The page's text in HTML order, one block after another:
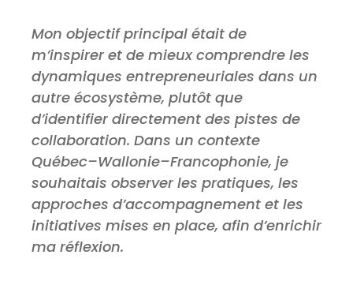
Mon objectif principal était de
m’inspirer et de mieux comprendre les
dynamiques entrepreneuriales dans un
autre écosystème, plutôt que
d’identifier directement des pistes de
collaboration. Dans un contexte
Québec–Wallonie–Francophonie, je
souhaitais observer les pratiques, les
approches d’accompagnement et les
initiatives mises en place, afin d’enrichir
ma réflexion.